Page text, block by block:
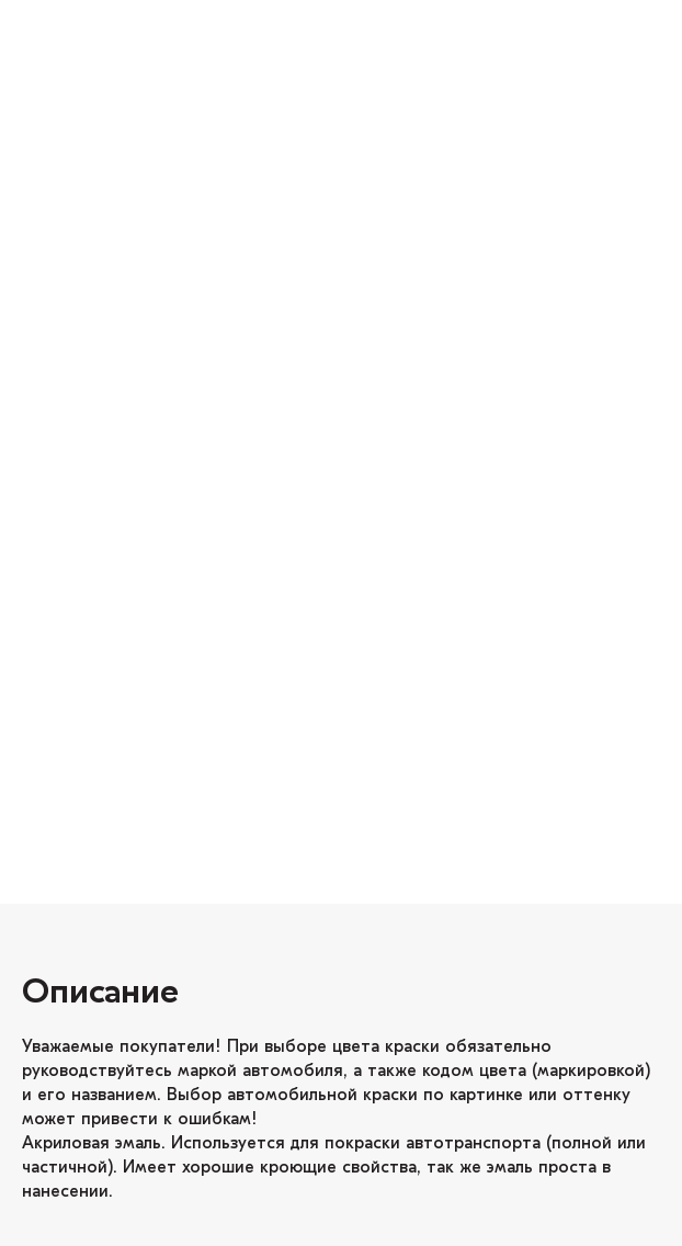
Описание
Уважаемые покупатели! При выборе цвета краски обязательно
руководствуйтесь маркой автомобиля, а также кодом цвета (маркировкой)
и его названием. Выбор автомобильной краски по картинке или оттенку
может привести к ошибкам!
Акриловая эмаль. Используется для покраски автотранспорта (полной или
частичной). Имеет хорошие кроющие свойства, так же эмаль проста в
нанесении.